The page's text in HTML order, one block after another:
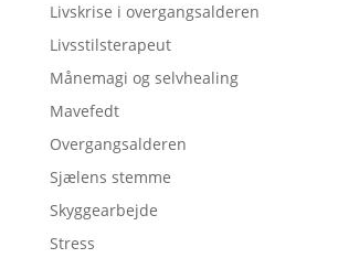
Livskrise i overgangsalderen
Livsstilsterapeut
Månemagi og selvhealing
Mavefedt
Overgangsalderen
Sjælens stemme
Skyggearbejde
Stress